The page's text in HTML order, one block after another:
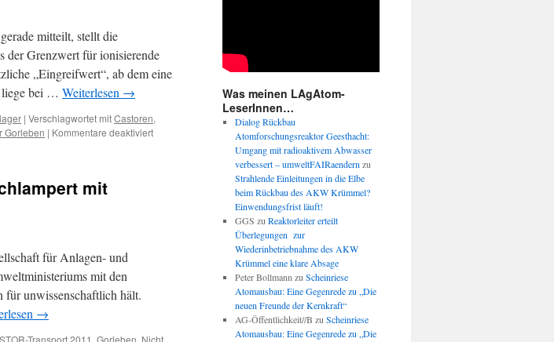
mitteilt, stellt die
der Grenzwert für ionisierende
„Eingreifwert“, ab dem eine
liege bei … Weiterlesen →
| Verschlagwortet mitCastoren,
Gorleben | Kommentare deaktiviertfür
mit
für Anlagen- und
mit den
für unwissenschaftlich hält.
→
Transport 2011 , Gorleben, Nicht
Was meinen LAgAtom-
LeserInnen…
Dialog Rückbau
Atomforschungsreaktor Geesthacht:
Umgang mit radioaktivem Abwasser
verbessert – umweltFAIRaendern zu
Strahlende Einleitungen in die Elbe
beim Rückbau des AKW Krümmel?
Einwendungsfrist läuft!
GGS zu Reaktorleiter erteilt
Überlegungen zur
Wiederinbetriebnahme des AKW
Krümmel eine klare Absage
Peter Bollmann zu Scheinriese
Atomausbau: Eine Gegenrede zu „Die
neuen Freunde der Kernkraft“
AG-Öffentlichkeit//B zu Scheinriese
Atomausbau: Eine Gegenrede zu „Die